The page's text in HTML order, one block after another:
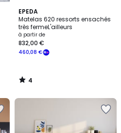
EPEDA
Matelas 620 ressorts ensachés
très fermeL'ailleurs
à partir de
460,08 €
832,00 €
4
/
5
4
/